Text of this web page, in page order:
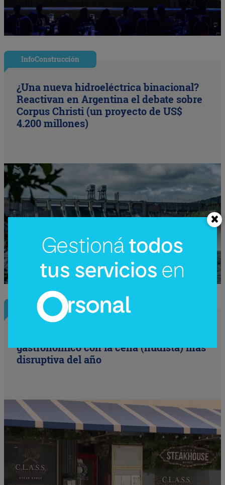
InfoConstrucción
¿Una nueva hidroeléctrica binacional?
Reactivan en Argentina el debate sobre
Corpus Christi (un proyecto de US$
4.200 millones)
InfoNegocios Miami
gastronómico con la cena (nudista) más
disruptiva del año